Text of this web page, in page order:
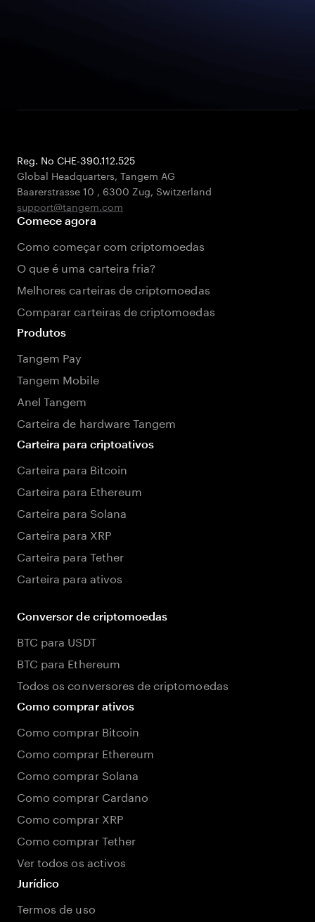
Reg. No CHE-390.112.525
Global Headquarters, Tangem AG
Baarerstrasse 10 , 6300 Zug, Switzerland
support@tangem.com
Comece agora
Como começar com criptomoedas
O que é uma carteira fria?
Melhores carteiras de criptomoedas
Comparar carteiras de criptomoedas
Produtos
Tangem Pay
Tangem Mobile
Anel Tangem
Carteira de hardware Tangem
Carteira para criptoativos
Carteira para Bitcoin
Carteira para Ethereum
Carteira para Solana
Carteira para XRP
Carteira para Tether
Carteira para ativos
Conversor de criptomoedas
BTC para USDT
BTC para Ethereum
Todos os conversores de criptomoedas
Como comprar ativos
Como comprar Bitcoin
Como comprar Ethereum
Como comprar Solana
Como comprar Cardano
Como comprar XRP
Como comprar Tether
Ver todos os activos
Jurídico
Termos de uso